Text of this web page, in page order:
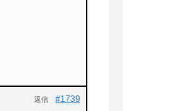
#1739
返信